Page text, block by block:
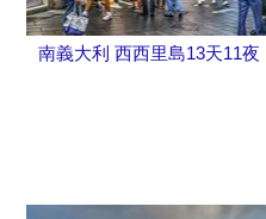
南義大利 西西里島13天11夜